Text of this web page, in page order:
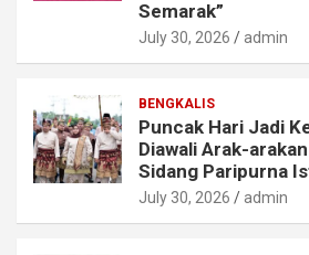
Semarak”
July 30, 2026 admin
BENGKALIS
Puncak Hari Jadi
Diawali Arak-
Sidang Paripurna
July 30, 2026 admin